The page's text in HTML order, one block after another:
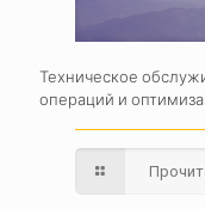
Техническое
операций и